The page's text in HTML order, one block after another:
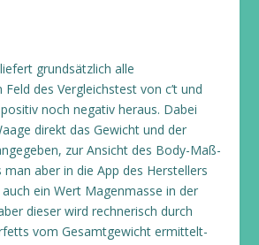
grundsätzlich alle
des Vergleichstest von c’t und
noch negativ heraus. Dabei
direkt das Gewicht und der
zur Ansicht des Body-Maß-
aber in die App des Herstellers
ein Wert Magenmasse in der
dieser wird rechnerisch durch
vom Gesamtgewicht ermittelt-